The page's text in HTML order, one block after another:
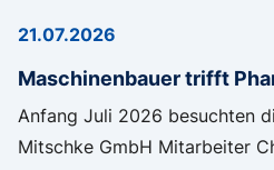
21.07.2026
Maschinenbauer trifft
Anfang Juli 2026 besuchten
Mitschke GmbH Mitarbeiter